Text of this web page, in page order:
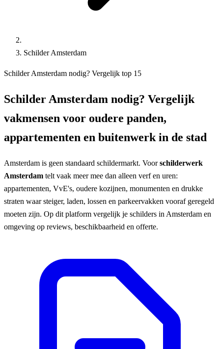
Schilder Amsterdam
Schilder Amsterdam nodig? Vergelijk top 15
Schilder Amsterdam nodig? Vergelijk
vakmensen voor oudere panden,
appartementen en buitenwerk in de stad
Amsterdam is geen standaard schildermarkt. Voorschilderwerk
Amsterdam telt vaak meer mee dan alleen verf en uren:
appartementen, VvE's, oudere kozijnen, monumenten en drukke
straten waar steiger, laden, lossen en parkeervakken vooraf geregeld
moeten zijn. Op dit platform vergelijk je schilders in Amsterdam en
omgeving op reviews, beschikbaarheid en offerte.